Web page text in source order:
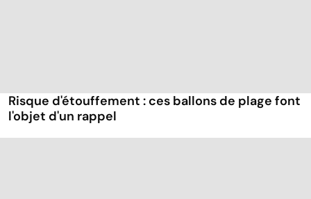
Risque d'étouffement : ces ballons de plage font
l'objet d'un rappel